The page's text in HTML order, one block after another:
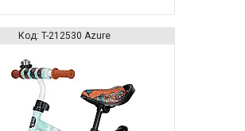
T-212530 Azure